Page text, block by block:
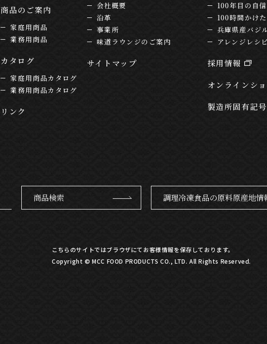
商品のご案内
家庭用商品
業務用商品
カタログ
家庭用商品カタログ
業務用商品カタログ
リンク
会社概要
沿革
事業所
味道ラウンジのご案内
サイトマップ
100年目の自
100時間かけ
兵庫県産バジ
アレンジレシピ
採用情報
オンラインシ
製造所固有記
商品検索 調理冷凍食品の原料原産地情
こちらのサイトではブラウザにてお客様情報を保存しております。
Copyright © MCC FOOD PRODUCTS CO., LTD. All Rights Reserved.